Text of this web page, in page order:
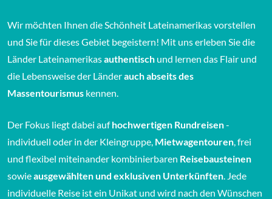
Wir möchten Ihnen die Schönheit Lateinamerikas vorstellen
und Sie für dieses Gebiet begeistern! Mit uns erleben Sie die
Länder Lateinamerikasauthentisch und lernen das Flair und
die Lebensweise der Länderauch abseits des
Massentourismus kennen.
Der Fokus liegt dabei aufhochwertigen Rundreisen-
individuell oder in der Kleingruppe, Mietwagentouren , frei
und flexibel miteinander kombinierbaren Reisebausteinen
sowieausgewählten und exklusiven Unterkünften . Jede
individuelle Reise ist ein Unikat und wird nach den Wünschen